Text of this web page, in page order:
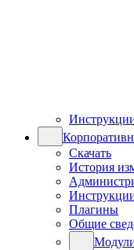
Скачать
История
Плагины
Общие